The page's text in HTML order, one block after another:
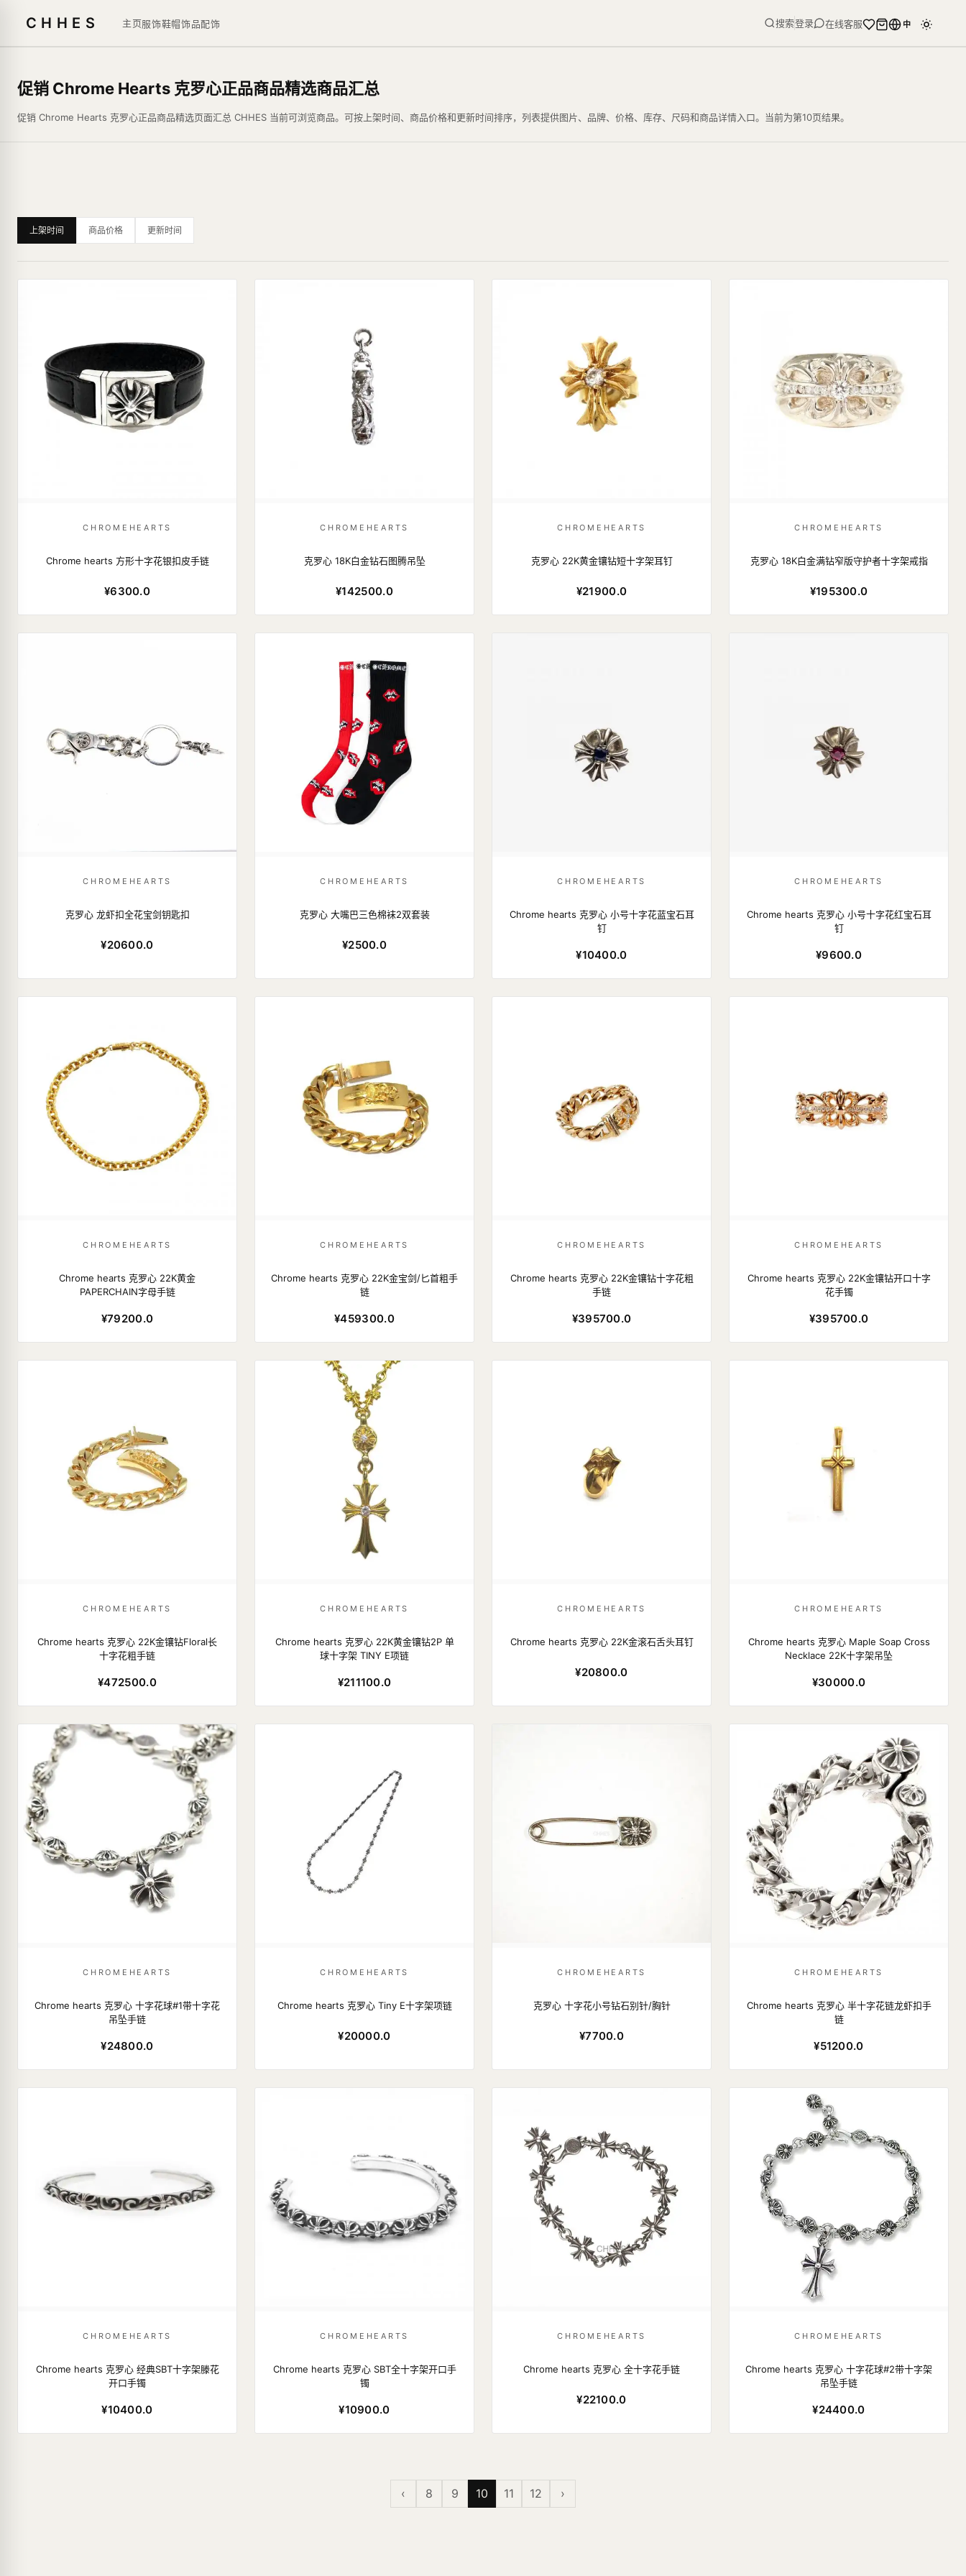
CHHES 主页服饰鞋帽饰品配饰 搜索登录 在线客服 中
促销 Chrome Hearts 克罗心正品商品精选商品汇总
促销 Chrome Hearts 克罗心正品商品精选页面汇总 CHHES 当前可浏览商品。可按上架时间、商品价格和更新时间排序，列表提供图片、品牌、价格、库存、尺码和商品详情入口。当前为第10页结果。
上架时间 商品价格 更新时间
CHROMEHEARTS
Chrome hearts 方形十字花银扣皮手链
¥6300.0
CHROMEHEARTS
克罗心 18K白金钻石图腾吊坠
¥142500.0
CHROMEHEARTS
克罗心 22K黄金镶钻短十字架耳钉
¥21900.0
CHROMEHEARTS
克罗心 18K白金满钻窄版守护者十字架戒指
¥195300.0
CHROMEHEARTS
克罗心 龙虾扣全花宝剑钥匙扣
¥20600.0
CHROMEHEARTS
克罗心 大嘴巴三色棉袜2双套装
¥2500.0
CHROMEHEARTS
Chrome hearts 克罗心 小号十字花蓝宝石耳
钉
¥10400.0
CHROMEHEARTS
Chrome hearts 克罗心 小号十字花红宝石耳
钉
¥9600.0
CHROMEHEARTS
Chrome hearts 克罗心 22K黄金
PAPERCHAIN字母手链
¥79200.0
CHROMEHEARTS
Chrome hearts 克罗心 22K金宝剑/匕首粗手
链
¥459300.0
CHROMEHEARTS
Chrome hearts 克罗心 22K金镶钻十字花粗
手链
¥395700.0
CHROMEHEARTS
Chrome hearts 克罗心 22K金镶钻开口十字
花手镯
¥395700.0
CHROMEHEARTS
Chrome hearts 克罗心 22K金镶钻Floral长
十字花粗手链
¥472500.0
CHROMEHEARTS
Chrome hearts 克罗心 22K黄金镶钻2P 单
球十字架 TINY E项链
¥211100.0
CHROMEHEARTS
Chrome hearts 克罗心 22K金滚石舌头耳钉
¥20800.0
CHROMEHEARTS
Chrome hearts 克罗心 Maple Soap Cross
Necklace 22K十字架吊坠
¥30000.0
CHROMEHEARTS
Chrome hearts 克罗心 十字花球#1带十字花
吊坠手链
¥24800.0
CHROMEHEARTS
Chrome hearts 克罗心 Tiny E十字架项链
¥20000.0
CHROMEHEARTS
克罗心 十字花小号钻石别针/胸针
¥7700.0
CHROMEHEARTS
Chrome hearts 克罗心 半十字花链龙虾扣手
链
¥51200.0
CHROMEHEARTS
Chrome hearts 克罗心 经典SBT十字架滕花
开口手镯
¥10400.0
CHROMEHEARTS
Chrome hearts 克罗心 SBT全十字架开口手
镯
¥10900.0
CHROMEHEARTS
Chrome hearts 克罗心 全十字花手链
¥22100.0
CHROMEHEARTS
Chrome hearts 克罗心 十字花球#2带十字架
吊坠手链
¥24400.0
‹ 8 9 10 11 12 ›